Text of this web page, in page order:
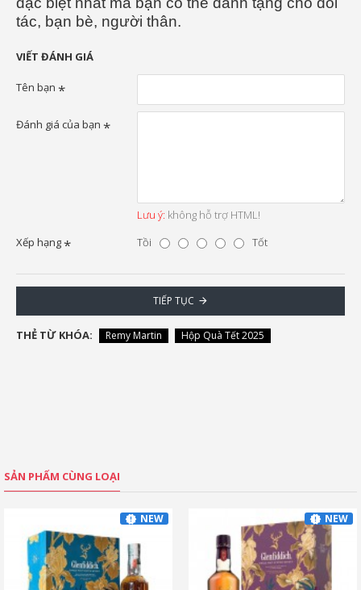
tác, bạn bè, người thân.
VIẾT ĐÁNH GIÁ
Tên bạn
Đánh giá của bạn
Lưu ý: không hỗ trợ HTML!
Xếp hạng
Tồi Tốt
TIẾP TỤC
THẺ TỪ KHÓA: Remy Martin Hộp Quà Tết 2025
SẢN PHẨM CÙNG LOẠI
NEW NEW